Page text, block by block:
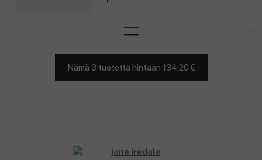
Nämä 3 tuotetta hintaan 134,20 €